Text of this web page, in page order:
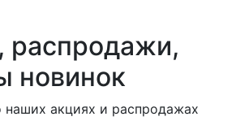
распродажи,
новинок
наших акциях и распродажах